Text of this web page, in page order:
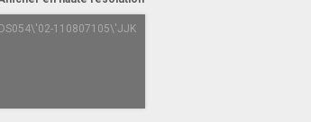
DS054\'02-110807105\'JJK